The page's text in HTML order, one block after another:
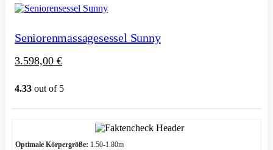
Seniorenmassagesessel Sunny
3.598,00 €
4.33 out of 5
Optimale Körpergröße: 1.50-1.80m